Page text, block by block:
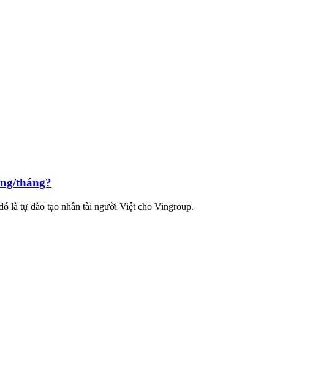
tháng?
là tự đào tạo nhân tài người Việt cho Vingroup.